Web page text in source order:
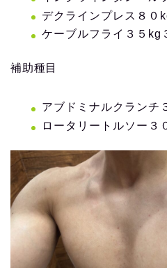
デクラインプレス８０
ケーブルフライ３５kg
補助種目
アブドミナルクランチ
ロータリートルソー３